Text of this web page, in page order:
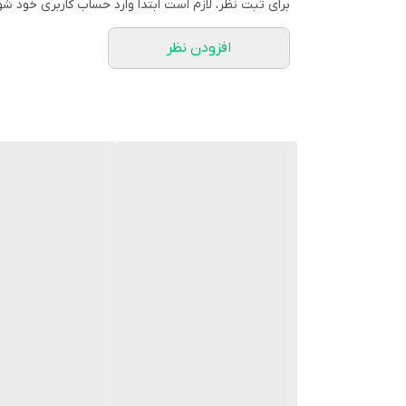
برای ثبت نظر، لازم است ابتدا وارد حساب کاربری خود
افزودن نظر